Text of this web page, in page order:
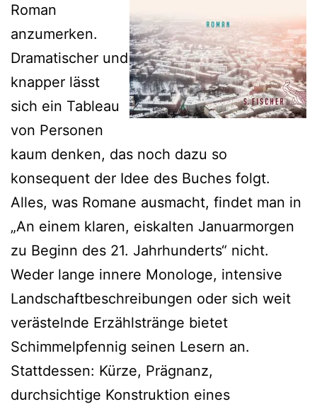
Roman
anzumerken.
Dramatischer und
knapper lässt
sich ein Tableau
von Personen
kaum denken, das noch dazu so
konsequent der Idee des Buches folgt.
Alles, was Romane ausmacht, findet man in
„An einem klaren, eiskalten Januarmorgen
zu Beginn des 21. Jahrhunderts“ nicht.
Weder lange innere Monologe, intensive
Landschaftbeschreibungen oder sich weit
verästelnde Erzählstränge bietet
Schimmelpfennig seinen Lesern an.
Stattdessen: Kürze, Prägnanz,
durchsichtige Konstruktion eines